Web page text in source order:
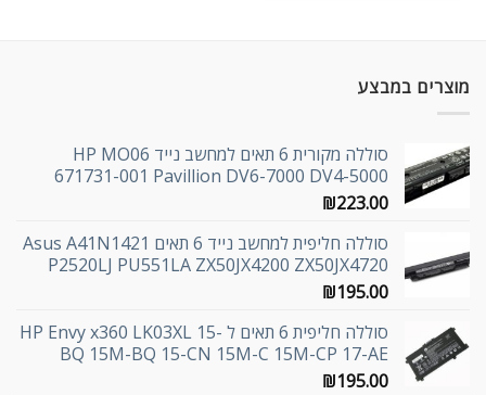
מוצרים במבצע
סוללה מקורית 6 תאים למחשב נייד HP MO06
671731-001 Pavillion DV6-7000 DV4-5000
₪223.00
סוללה חליפית למחשב נייד 6 תאים Asus A41N1421
P2520LJ PU551LA ZX50JX4200 ZX50JX4720
₪195.00
סוללה חליפית 6 תאים ל HP Envy x360 LK03XL 15-
BQ 15M-BQ 15-CN 15M-C 15M-CP 17-AE
₪195.00